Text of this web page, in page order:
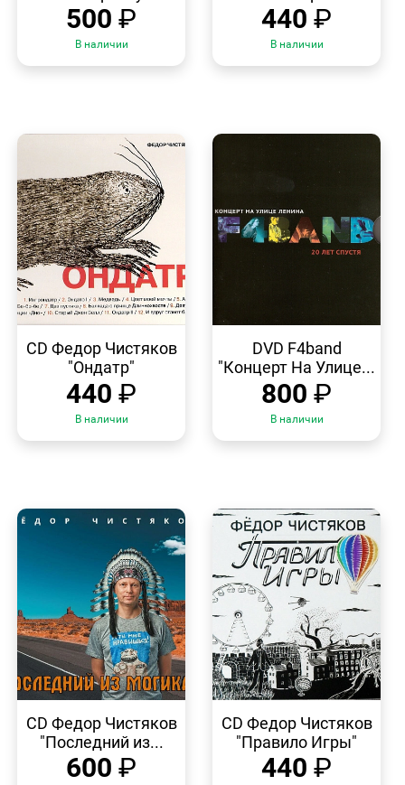
500 ₽
В наличии
440 ₽
В наличии
ПРОСМОТР
CD Федор Чистяков
"Ондатр"
440 ₽
В наличии
ПРОСМОТР
DVD F4band
"Концерт На Улице...
800 ₽
В наличии
ПРОСМОТР
CD Федор Чистяков
"Последний из...
600 ₽
ПРОСМОТР
CD Федор Чистяков
"Правило Игры"
440 ₽